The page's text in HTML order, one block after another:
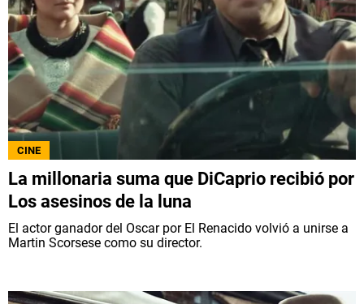
CINE
La millonaria suma que DiCaprio recibió por
Los asesinos de la luna
El actor ganador del Oscar por El Renacido volvió a unirse a
Martin Scorsese como su director.